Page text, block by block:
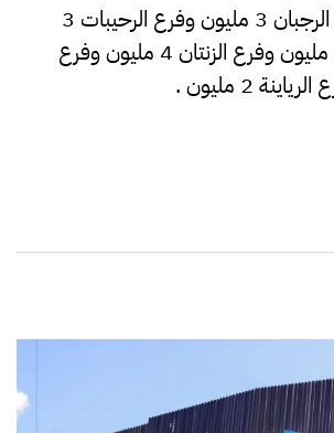
خصص منها لفرع الرجبان 3 مليون وفرع الرحيبات 3
مليون وفرع بدر 3 مليون وفرع الزنتان 4 مليون وفرع